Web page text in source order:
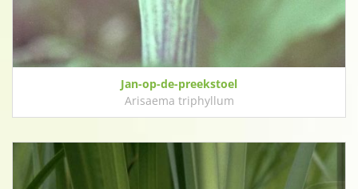
Jan-op-de-preekstoel
Arisaema triphyllum